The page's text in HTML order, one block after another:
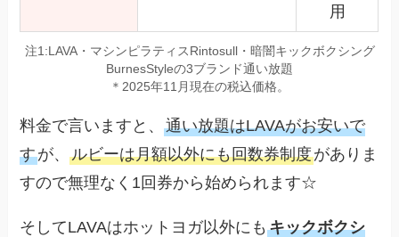
用
注1:LAVA・マシンピラティスRintosull・暗闇キックボクシング
BurnesStyleの3ブランド通い放題
＊2025年11月現在の税込価格。
料金で言いますと、通い放題はLAVAがお安いで
すが、ルビーは月額以外にも回数券制度がありま
すので無理なく1回券から始められます☆
そしてLAVAはホットヨガ以外にもキックボクシ